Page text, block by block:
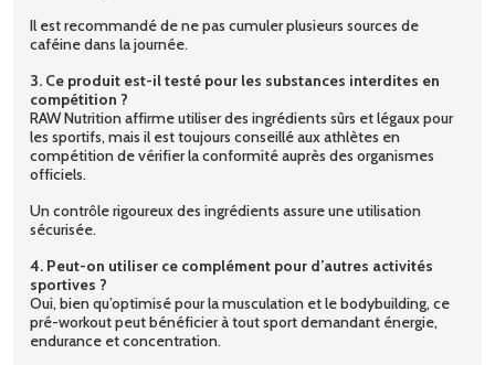
Il est recommandé de ne pas cumuler plusieurs sources de
caféine dans la journée.
3. Ce produit est-il testé pour les substances interdites en
compétition ?
RAW Nutrition affirme utiliser des ingrédients sûrs et légaux pour
les sportifs, mais il est toujours conseillé aux athlètes en
compétition de vérifier la conformité auprès des organismes
officiels.
Un contrôle rigoureux des ingrédients assure une utilisation
sécurisée.
4. Peut-on utiliser ce complément pour d’autres activités
sportives ?
Oui, bien qu’optimisé pour la musculation et le bodybuilding, ce
pré-workout peut bénéficier à tout sport demandant énergie,
endurance et concentration.